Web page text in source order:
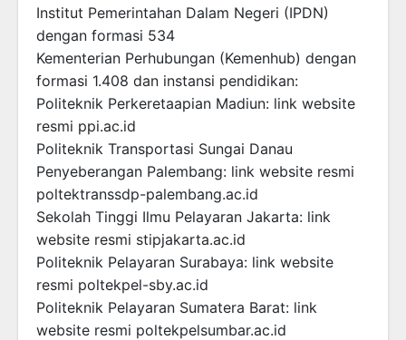
Institut Pemerintahan Dalam Negeri (IPDN)
dengan formasi 534
Kementerian Perhubungan (Kemenhub) dengan
formasi 1.408 dan instansi pendidikan:
Politeknik Perkeretaapian Madiun: link website
resmi ppi.ac.id
Politeknik Transportasi Sungai Danau
Penyeberangan Palembang: link website resmi
poltektranssdp-palembang.ac.id
Sekolah Tinggi Ilmu Pelayaran Jakarta: link
website resmi stipjakarta.ac.id
Politeknik Pelayaran Surabaya: link website
resmi poltekpel-sby.ac.id
Politeknik Pelayaran Sumatera Barat: link
website resmi poltekpelsumbar.ac.id